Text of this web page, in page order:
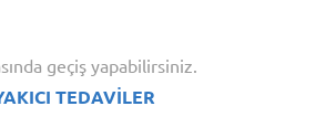
geçiş yapabilirsiniz.
TEDAVİLER